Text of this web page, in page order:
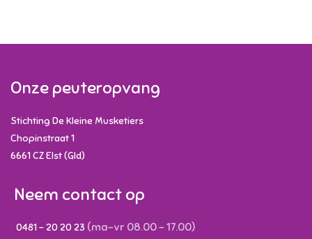
Onze peuteropvang
Stichting De Kleine Musketiers
Chopinstraat 1
6661 CZElst (Gld)
Neem contact op
0481 - 20 20 23 (ma-vr 08.00 - 17.00)